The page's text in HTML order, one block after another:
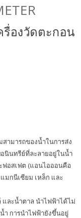
รื่องวัดตะกอน
สามารถของน้ำในการส่ง
นินทรีย์ที่ละลายอยู่ในน้ำ
ฟอสเฟต (แอนไอออนคือ
มกนีเซียม เหล็ก และ
ละน้ำตาล นำไฟฟ้าได้ไม่
ำ การนำไฟฟ้ายังขึ้นอยู่